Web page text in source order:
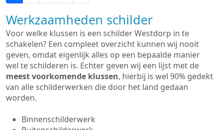
Werkzaamheden schilder
Voor welke klussen is een schilder Westdorp in te
schakelen? Een compleet overzicht kunnen wij nooit
geven, omdat eigenlijk alles op een bepaalde manier
wel te schilderen is. Echter geven wij een lijst met de
meest voorkomende klussen, hierbij is wel 90% gedekt
van alle schilderwerken die door het land gedaan
worden.
Binnenschilderwerk